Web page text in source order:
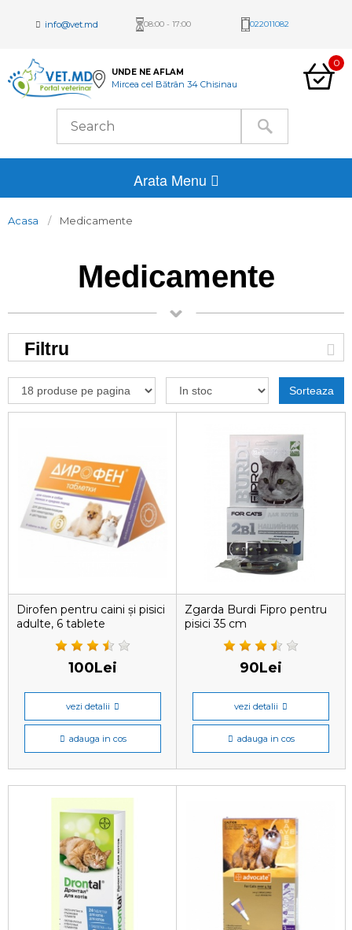
info@vet.md 08:00 - 17:00 022011082
UNDE NE AFLAM
Mircea cel Bătrân 34 Chisinau
0
Arata Menu
Acasa Medicamente
Medicamente
Filtru
Sorteaza
Dirofen pentru caini și pisici
adulte, 6 tablete
antiparazitare
100Lei
vezi detalii
adauga in cos
Zgarda Burdi Fipro pentru
pisici 35 cm
90Lei
vezi detalii
adauga in cos